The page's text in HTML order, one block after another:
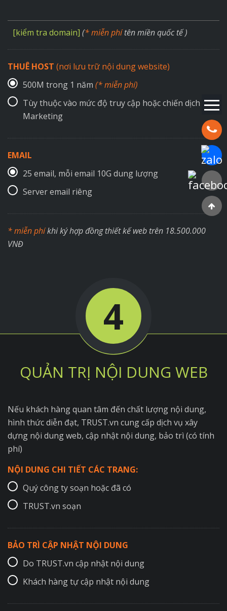
Hotline:
Chat
[kiểm tra domain] (* miễn phítên miền quốc tế )
THUÊ HOST (nơi lưu trữ nội dung website)
500M trong 1 năm (* miễn phí)
Tùy thuộc vào mức độ truy cập hoặc chiến dịch
Marketing
EMAIL
25 email, mỗi email 10G dung lượng
Server email riêng
* miễn phíkhi ký hợp đồng thiết kế web trên 18.500.000
VNĐ
4
QUẢN TRỊ NỘI DUNG WEB
Nếu khách hàng quan tâm đến chất lượng nội dung,
hình thức diễn đạt, TRUST.vn cung cấp dịch vụ xây
dựng nội dung web, cập nhật nội dung, bảo trì (có tính
phí)
NỘI DUNG CHI TIẾT CÁC TRANG:
Quý công ty soạn hoặc đã có
TRUST.vn soạn
BẢO TRÌ CẬP NHẬT NỘI DUNG
Do TRUST.vn cập nhật nội dung
Khách hàng tự cập nhật nội dung